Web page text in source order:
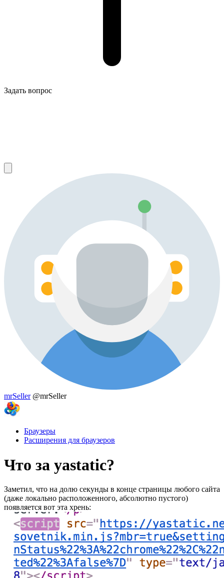
Задать вопрос
mrSeller @mrSeller
Браузеры
Расширения для браузеров
Что за yastatic?
Заметил, что на долю секунды в конце страницы любого сайта
(даже локально расположенного, абсолютно пустого)
появляется вот эта хрень: